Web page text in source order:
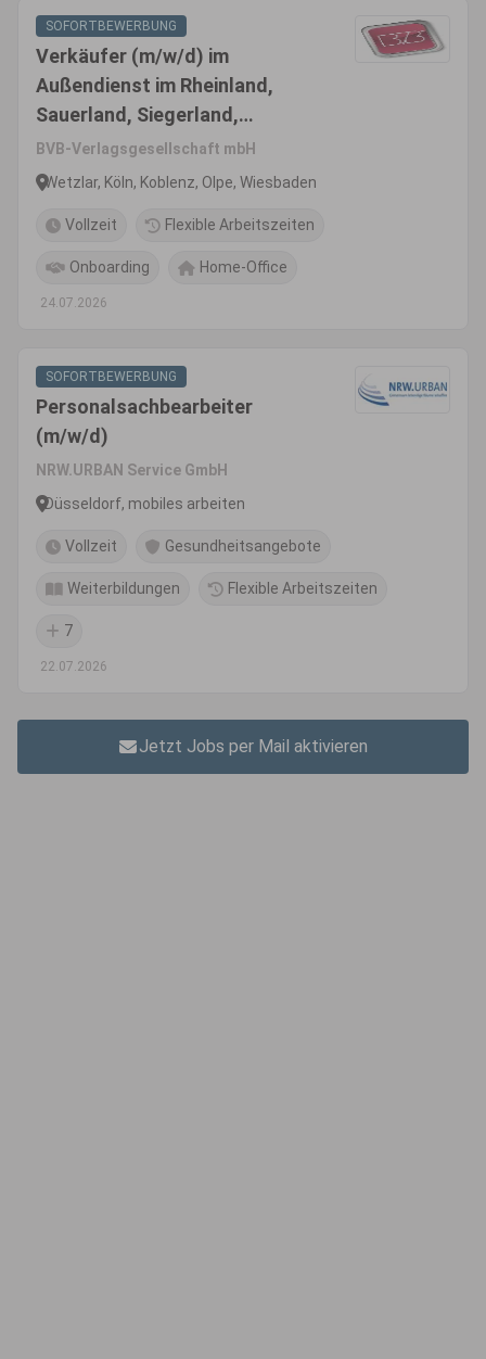
SOFORTBEWERBUNG
Verkäufer (m/w/d) im
Außendienst im Rheinland,
Sauerland, Siegerland,
Westerwald, Hunsrück und
Eifel
BVB-Verlagsgesellschaft mbH
Wetzlar, Köln, Koblenz, Olpe, Wiesbaden
Vollzeit Flexible Arbeitszeiten
Onboarding Home-Office
24.07.2026
SOFORTBEWERBUNG
Personalsachbearbeiter
(m/w/d)
NRW.URBAN Service GmbH
Düsseldorf, mobiles arbeiten
Vollzeit Gesundheitsangebote
Weiterbildungen Flexible Arbeitszeiten
7
22.07.2026
Jetzt Jobs per Mail aktivieren